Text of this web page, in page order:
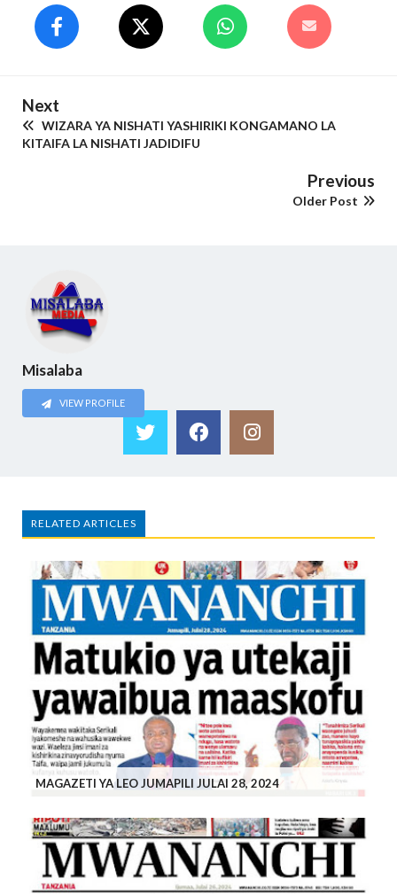
Next
WIZARA YA NISHATI YASHIRIKI KONGAMANO LA
KITAIFA LA NISHATI JADIDIFU
Previous
Older Post
Misalaba
VIEW PROFILE
RELATED ARTICLES
MAGAZETI YA LEO JUMAPILI JULAI 28, 2024